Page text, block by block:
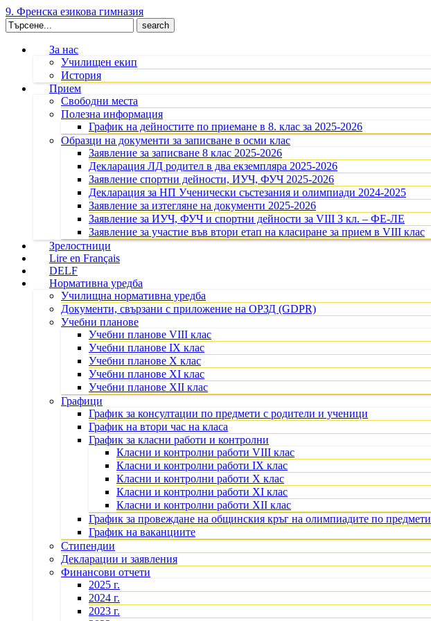
9. Френска езикова гимназия
Search
for:
За нас
Училищен екип
История
Прием
Свободни места
Полезна информация
График на дейностите по приемане в 8. клас за 2025-2026
Образци на документи за записване в осми клас
Заявление за записване 8 клас 2025-2026
Декларация ЛД родител в два екземпляра 2025-2026
Заявление спортни дейности, ИУЧ, ФУЧ 2025-2026
Декларация за НП Ученически състезания и олимпиади 2024-2025
Заявление за изтегляне на документи 2025-2026
Заявление за ИУЧ, ФУЧ и спортни дейности за VIII З кл. – ФЕ-ЛЕ
Заявление за участие във втори етап на класиране за прием в VIII клас
Зрелостници
Lire en Français
DELF
Нормативна уредба
Училищна нормативна уредба
Документи, свързани с приложение на ОРЗД (GDPR)
Учебни планове
Учебни планове VIII клас
Учебни планове IX клас
Учебни планове X клас
Учебни планове XI клас
Учебни планове XII клас
Графици
График за консултации по предмети с родители и ученици
График на втори час на класа
График за класни работи и контролни
Класни и контролни работи VIII клас
Класни и контролни работи IX клас
Класни и контролни работи X клас
Класни и контролни работи XI клас
Класни и контролни работи XII клас
График за провеждане на общинския кръг на олимпиадите по предмети
График на ваканциите
Стипендии
Декларации и заявления
Финансови отчети
2025 г.
2024 г.
2023 г.